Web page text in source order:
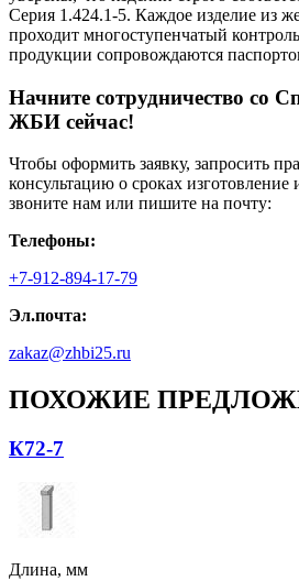
Серия 1.424.1-5. Каждое изделие из
проходит многоступенчатый
продукции сопровождаются
Начните сотрудничество со
ЖБИ сейчас!
Чтобы оформить заявку, запросить
консультацию о сроках изготовление
звоните нам или пишите на почту:
Телефоны:
+7-912-894-17-79
Эл.почта:
zakaz@zhbi25.ru
ПОХОЖИЕ
К72-7
Длина, мм